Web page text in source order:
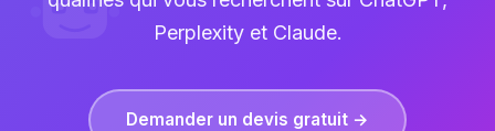
Perplexity et Claude.
Demander un devis gratuit →